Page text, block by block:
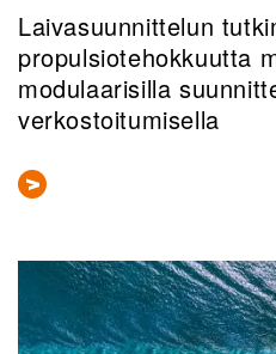
Laivasuunnittelun
propulsiotehokkuutta
modulaarisilla
verkostoitumisella